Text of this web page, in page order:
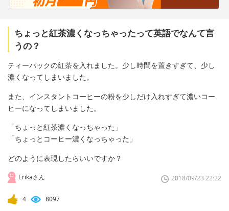
ちょっと紅茶濃くなっちゃったって英語でなんて言
うの？
ティーパックの紅茶を入れました。少し時間を置きすぎて、少し
濃くなってしまいました。
また、インスタントコーヒーの粉を少しだけ入れすぎて濃いコー
ヒーになってしまいました。
「ちょっと紅茶濃くなっちゃった」
「ちょっとコーヒー濃くなっちゃった」
どのように表現したらいいですか？
Erikaさん 2018/09/23 22:22
4 8097